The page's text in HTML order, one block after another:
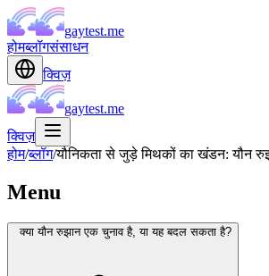
gaytest.me
होमब्लॉगसंसाधन
क्विज़
gaytest.me
क्विज़
होम/ब्लॉग/यौनिकता से जुड़े मिथकों का खंडन: यौन
Menu
क्या यौन रुझान एक चुनाव है, या यह बदल सकता है?